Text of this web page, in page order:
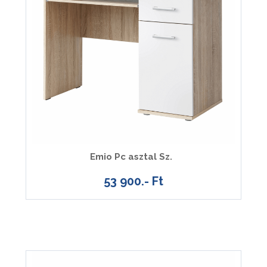
Emio Pc asztal Sz.
53 900.- Ft